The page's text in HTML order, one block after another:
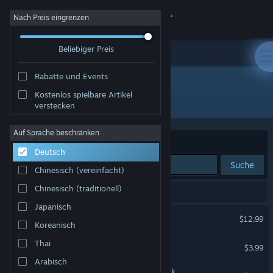
Anmelden
Info
Support
Sprache ändern
Steam-Mobile-App herunterladen
Desktopversion anzeigen
Nach Preis eingrenzen
Beliebiger Preis
Rabatte und Events
Kostenlos spielbare Artikel
verstecken
Auf Sprache beschränken
Deutsch
Chinesisch (vereinfacht)
Chinesisch (traditionell)
Japanisch
Koreanisch
Thai
Arabisch
Entwickler: ToonTRAXX Studios
Sortieren nach Relevanz
Suche
3 Ergebnisse entsprechen Ihrer Suche.
$12.99
$3.99
Chicken Shoot 2 Soundtrack